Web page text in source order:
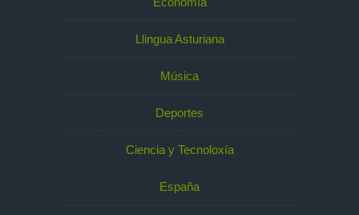
Llingua Asturiana
Música
Deportes
Ciencia y Tecnoloxía
España